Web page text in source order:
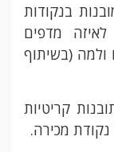
בנקודות
מדפים
ולמה (בשיתוף
קריטיות
מכירה.